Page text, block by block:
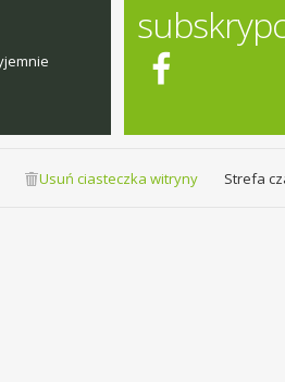
Strefa
Usuń ciasteczka witryny